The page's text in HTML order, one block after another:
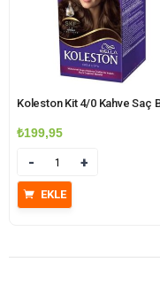
₺199,95
Miktar
EKLE